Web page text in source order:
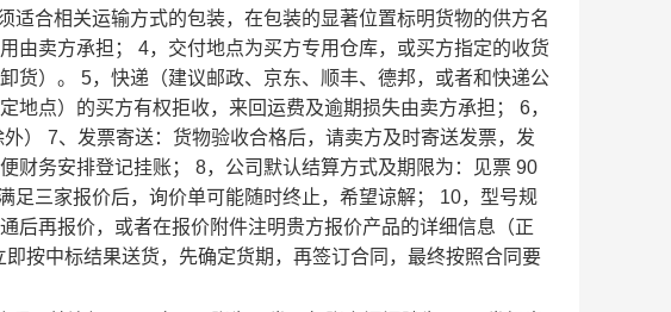
适合相关运输方式的包装，在包装的显著位置标明货物的供方名
由卖方承担； 4，交付地点为买方专用仓库，或买方指定的收货
货）。 5，快递（建议邮政、京东、顺丰、德邦，或者和快递公
点）的买方有权拒收，来回运费及逾期损失由卖方承担； 6，
） 7、发票寄送：货物验收合格后，请卖方及时寄送发票，发
财务安排登记挂账； 8，公司默认结算方式及期限为：见票 90
足三家报价后，询价单可能随时终止，希望谅解； 10，型号规
后再报价，或者在报价附件注明贵方报价产品的详细信息（正
按中标结果送货，先确定货期，再签订合同，最终按照合同要